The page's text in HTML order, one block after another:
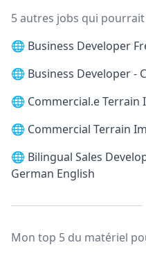
5 autres jobs qui
🌐 Business Developer
🌐 Business Developer -
🌐 Commercial.e Terrain
🌐 Commercial Terrain
🌐 Bilingual Sales
German English
Mon top 5 du matériel